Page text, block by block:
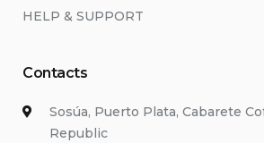
HELP & SUPPORT
Contacts
Sosúa, Puerto Plata, Cabarete
Republic